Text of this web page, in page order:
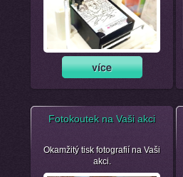
Fotokoutek na Vaši akci
Okamžitý tisk fotografií na Vaši
akci.